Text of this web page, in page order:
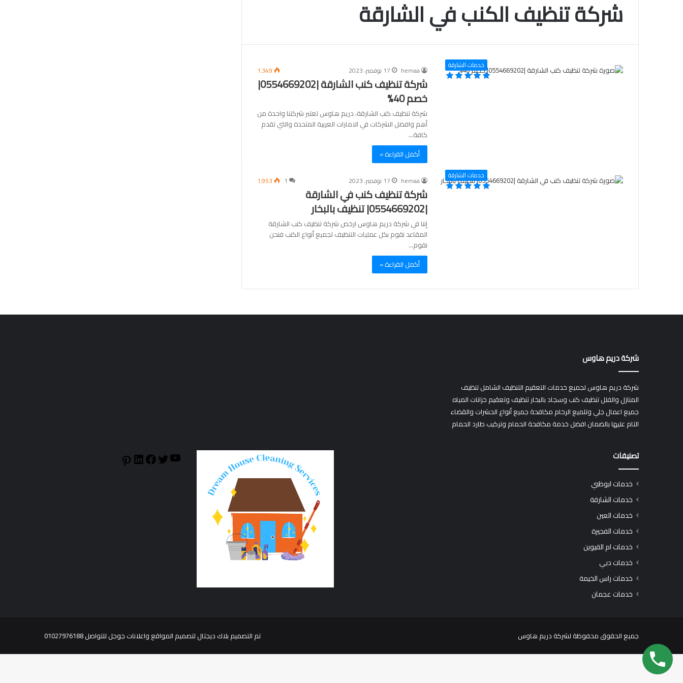
شركة تنظيف الكنب في الشارقة
خدمات الشارقة hemaa 17 نوفمبر، 2023 1٬349
شركة تنظيف كنب الشارقة |0554669202|
خصم 40%
شركة تنظيف كنب الشارقة، دريم هاوس تعتبر شركتنا واحدة من
أهم وافضل الشركات في الامارات العربية المتحدة والتي تقدم
كافة…
أكمل القراءة »
خدمات الشارقة hemaa 17 نوفمبر، 2023 1 1٬953
شركة تنظيف كنب في الشارقة
|0554669202| تنظيف بالبخار
إننا في شركة دريم هاوس ارخص شركة تنظيف كنب الشارقة
المقاعد نقوم بكل عمليات التنظيف لجميع أنواع الكنب فنحن
نقوم…
أكمل القراءة »
شركة دريم هاوس
شركة دريم هاوس لجميع خدمات التعقيم التنظيف الشامل تنظيف
المنازل والفلل تنظيف كنب وسجاد بالبخار تنظيف وتعقيم خزانات المياه
جميع اعمال جلي وتلميع الرخام مكافحة جميع أنواع الحشرات والقضاء
التام عليها بالضمان افضل خدمة مكافحة الحمام وتركيب طارد الحمام
تصنيفات
خدمات ابوظبي
خدمات الشارقة
خدمات العين
خدمات الفجيرة
خدمات ام القيوين
خدمات دبي
خدمات راس الخيمة
خدمات عجمان
YouTube
Twitter
Facebook
LinkedIn
جميع الحقوق محفوظة لشركة دريم هاوس تم التصميم بلاك ديجتال لتصميم المواقع واعلانات جوجل للتواصل 01027976188